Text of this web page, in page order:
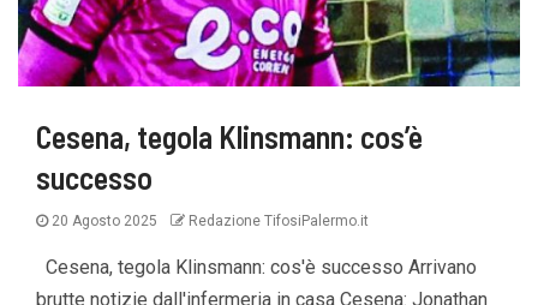
Cesena, tegola Klinsmann: cos’è
successo
20 Agosto 2025 Redazione TifosiPalermo.it
Cesena, tegola Klinsmann: cos'è successo Arrivano
brutte notizie dall'infermeria in casa Cesena: Jonathan